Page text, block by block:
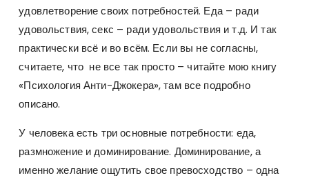
удовлетворение своих потребностей. Еда – ради
удовольствия, секс – ради удовольствия и т.д. И так
практически всё и во всём. Если вы не согласны,
считаете, что не все так просто – читайте мою книгу
«Психология Анти-Джокера», там все подробно
описано.
У человека есть три основные потребности: еда,
размножение и доминирование. Доминирование, а
именно желание ощутить свое превосходство – одна